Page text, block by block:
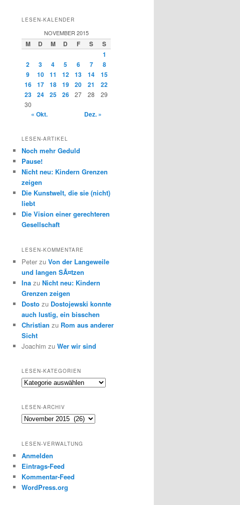
LESEN-KALENDER
NOVEMBER 2015
M D M D F S
S
1
2
3 4 5 6 7
8
9
10 11 12 13 14
15
16
17 18 19 20 21
22
23
24 25 26 27 28
29
30
« Okt. Dez. »
LESEN-ARTIKEL
Noch mehr Geduld
Pause!
Nicht neu: Kindern Grenzen
zeigen
Die Kunstwelt, die sie (nicht)
liebt
Die Vision einer gerechteren
Gesellschaft
LESEN-KOMMENTARE
Peter zu Von der Langeweile
und langen SÃ¤tzen
Ina zu Nicht neu: Kindern
Grenzen zeigen
Dosto zu Dostojewski konnte
auch lustig, ein bisschen
Christian zu Rom aus anderer
Sicht
Joachim zu Wer wir sind
LESEN-KATEGORIEN
Lesen-
LESEN-ARCHIV
Lesen-
LESEN-VERWALTUNG
Anmelden
Eintrags-Feed
Kommentar-Feed
WordPress.org